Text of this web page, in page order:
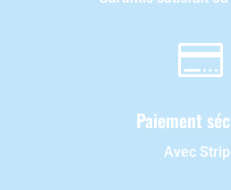

Paiement
Avec